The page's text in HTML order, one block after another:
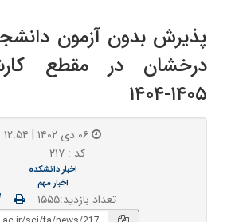
پذیرش بدون آزمون
درخشان در مقطع
۱۴۰۵-۱۴۰۴
کد : ۲۱۷
اخبار دانشکده
اخبار مهم
تعداد بازدید:۱۵۵۵